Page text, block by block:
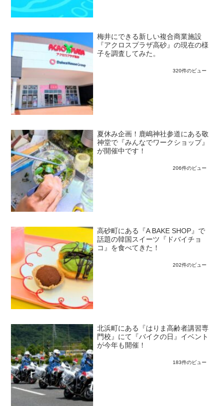
梅井にできる新しい複合商業施設
『アクロスプラザ高砂』の現在の様
子を調査してみた。
320件のビュー
夏休み企画！鹿嶋神社参道にある敬
神堂で『みんなでワークショップ』
が開催中です！
206件のビュー
高砂町にある『A BAKE SHOP』で
話題の韓国スイーツ『ドバイチョ
コ』を食べてきた！
202件のビュー
北浜町にある『はりま高齢者講習専
門校』にて『バイクの日』イベント
が今年も開催！
183件のビュー